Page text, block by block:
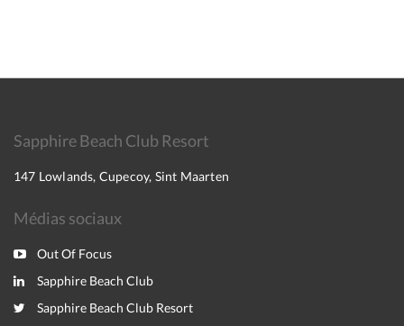
Sapphire Beach Club Resort
147 Lowlands, Cupecoy, Sint Maarten
Médias sociaux
Out Of Focus
Sapphire Beach Club
Sapphire Beach Club Resort